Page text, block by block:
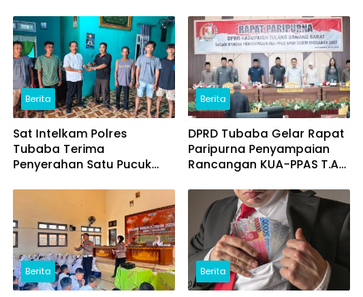
Potensi Ikan Lomou
Menjadi Prodak Unggulan
Berita
Sat Intelkam Polres
Tubaba Terima
Penyerahan Satu Pucuk
Masyarakat
Berita
DPRD Tubaba Gelar Rapat
Paripurna Penyampaian
Rancangan KUA-PPAS T.A
Berita Berita